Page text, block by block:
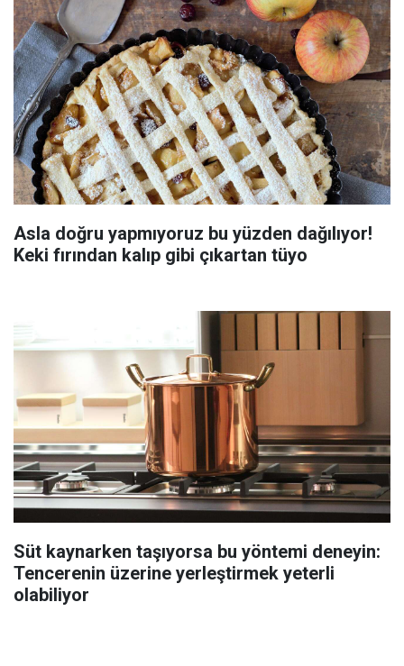
Asla doğru yapmıyoruz bu yüzden dağılıyor!
Keki fırından kalıp gibi çıkartan tüyo
Süt kaynarken taşıyorsa bu yöntemi deneyin:
Tencerenin üzerine yerleştirmek yeterli
olabiliyor